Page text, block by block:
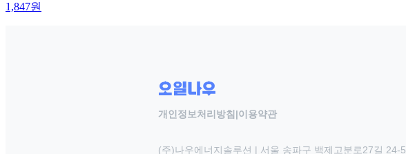
1,847원
개인정보처리방침 |이용약관
(주)나우에너지솔루션 | 서울 송파구 백제고분로27길 24-5